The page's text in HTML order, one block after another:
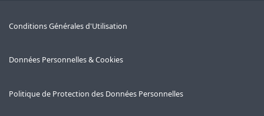
Conditions Générales d'Utilisation
Données Personnelles & Cookies
Politique de Protection des Données Personnelles